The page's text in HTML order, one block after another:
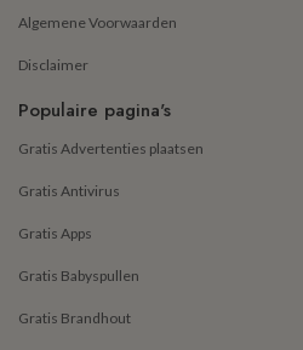
Algemene Voorwaarden
Disclaimer
Populaire pagina's
Gratis Advertenties plaatsen
Gratis Antivirus
Gratis Apps
Gratis Babyspullen
Gratis Brandhout